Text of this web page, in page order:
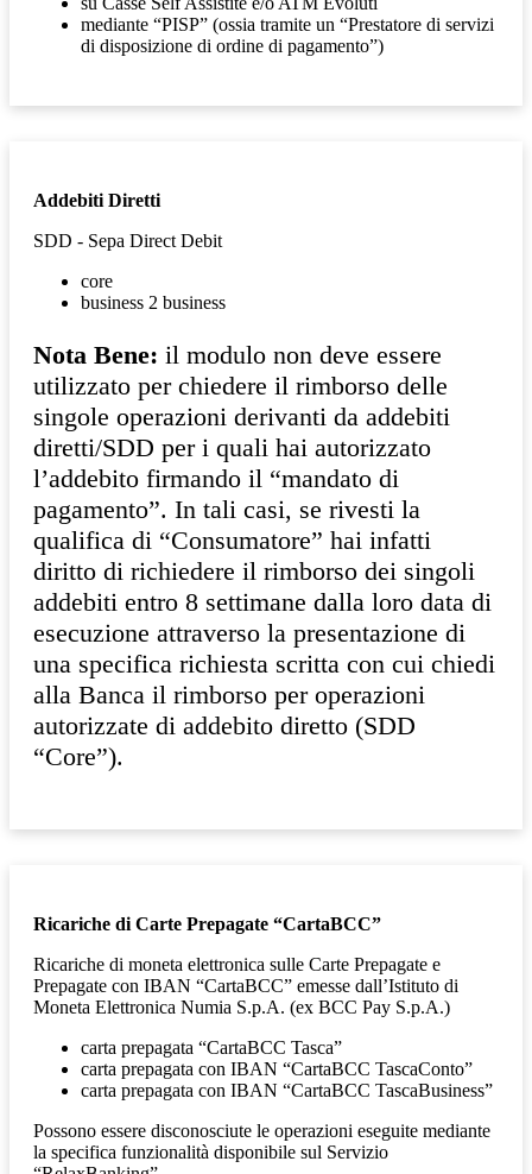
mediante “PISP” (ossia tramite un “Prestatore di servizi
di disposizione di ordine di pagamento”)
Addebiti Diretti
SDD - Sepa Direct Debit
core
business 2 business
Nota Bene: il modulo non deve essere
utilizzato per chiedere il rimborso delle
singole operazioni derivanti da addebiti
diretti/SDD per i quali hai autorizzato
l’addebito firmando il “mandato di
pagamento”. In tali casi, se rivesti la
qualifica di “Consumatore” hai infatti
diritto di richiedere il rimborso dei singoli
addebiti entro 8 settimane dalla loro data di
esecuzione attraverso la presentazione di
una specifica richiesta scritta con cui chiedi
alla Banca il rimborso per operazioni
autorizzate di addebito diretto (SDD
“Core”).
Ricariche di Carte Prepagate “CartaBCC”
Ricariche di moneta elettronica sulle Carte Prepagate e
Prepagate con IBAN “CartaBCC” emesse dall’Istituto di
Moneta Elettronica Numia S.p.A. (ex BCC Pay S.p.A.)
carta prepagata “CartaBCC Tasca”
carta prepagata con IBAN “CartaBCC TascaConto”
carta prepagata con IBAN “CartaBCC TascaBusiness”
Possono essere disconosciute le operazioni eseguite mediante
la specifica funzionalità disponibile sul Servizio